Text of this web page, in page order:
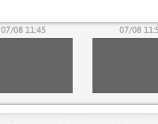
07/08 11:45 07/08